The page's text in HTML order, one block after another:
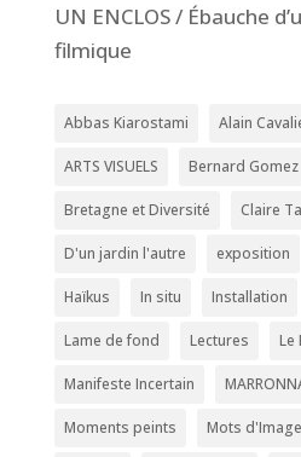
UN ENCLOS / Ébauche
filmique
Abbas Kiarostami Alain
ARTS VISUELS Bernard Gomez
Bretagne et Diversité Claire
D'un jardin l'autre exposition
Haïkus In situ Installation
Lame de fond Lectures Le
Manifeste Incertain
Moments peints Mots